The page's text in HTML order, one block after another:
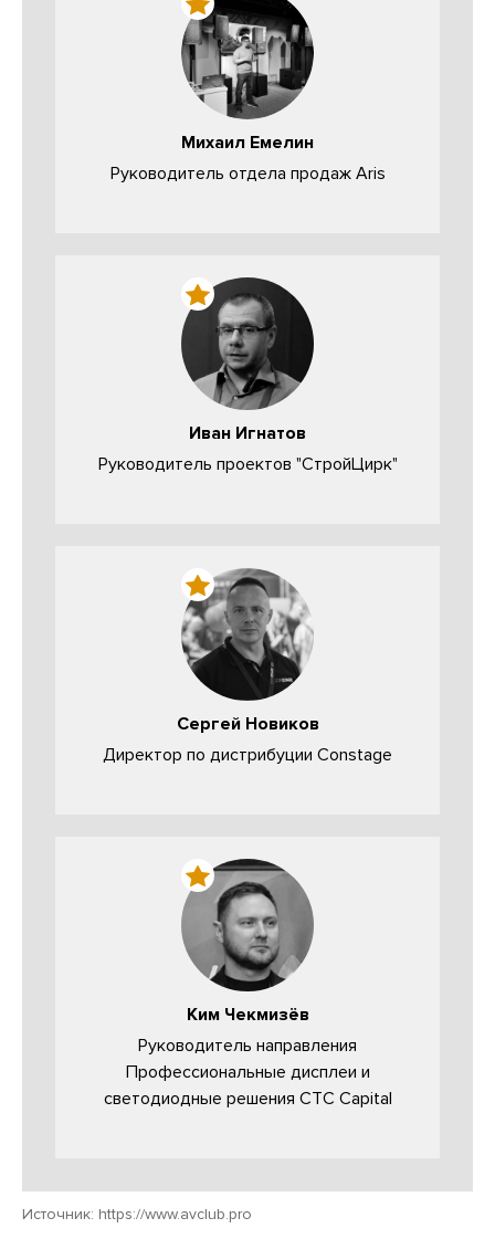
Михаил Емелин
Руководитель отдела продаж Aris
Иван Игнатов
Руководитель проектов "СтройЦирк"
Сергей Новиков
Директор по дистрибуции Constage
Ким Чекмизёв
Руководитель направления
Профессиональные дисплеи и
светодиодные решения CTC Capital
Источник: https://www.avclub.pro